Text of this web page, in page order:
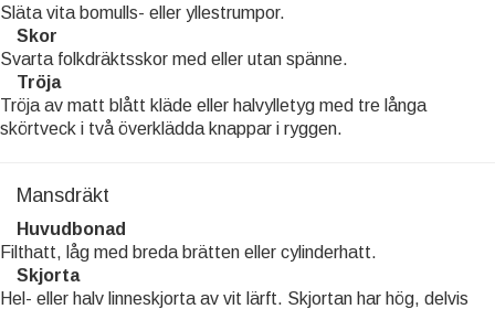
Släta vita bomulls- eller yllestrumpor.
Skor
Svarta folkdräktsskor med eller utan spänne.
Tröja
Tröja av matt blått kläde eller halvylletyg med tre långa
skörtveck i två överklädda knappar i ryggen.
Mansdräkt
Huvudbonad
Filthatt, låg med breda brätten eller cylinderhatt.
Skjorta
Hel- eller halv linneskjorta av vit lärft. Skjortan har hög, delvis